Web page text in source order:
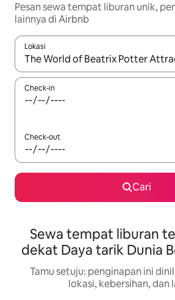
Pesan sewa tempat liburan unik,
lainnya di Airbnb
Lokasi
Jika hasil yang dicari tersedia,
Check-in
Check-out
Cari
Sewa tempat liburan
dekat Daya tarik Dunia
Tamu setuju: penginapan ini
lokasi, kebersihan, dan